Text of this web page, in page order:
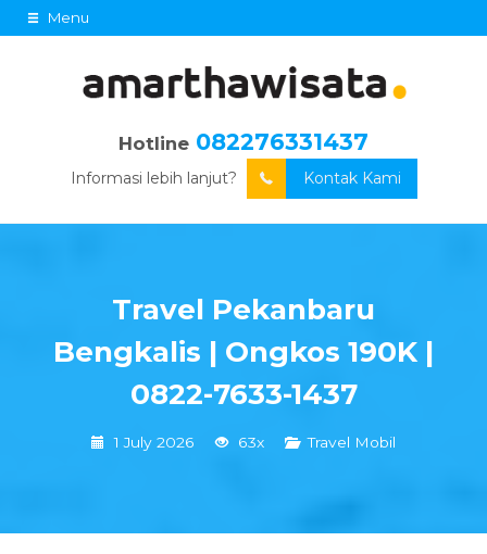
Menu
Hotline 082276331437
Informasi lebih lanjut? Kontak Kami
Travel Pekanbaru
Bengkalis | Ongkos 190K |
0822-7633-1437
1 July 2026 63x Travel Mobil